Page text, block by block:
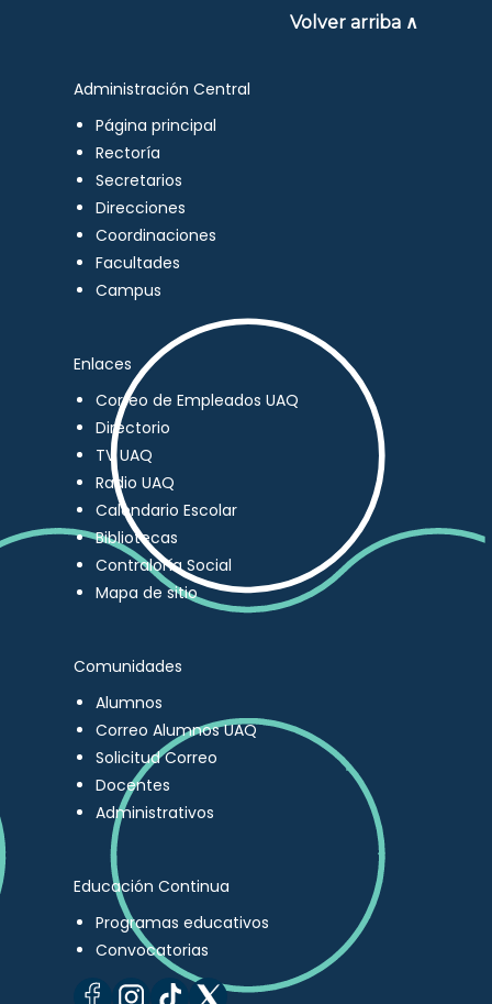
Volver arriba ∧
Administración Central
Página principal
Rectoría
Secretarios
Direcciones
Coordinaciones
Facultades
Campus
Enlaces
Correo de Empleados UAQ
Directorio
TV UAQ
Radio UAQ
Calendario Escolar
Bibliotecas
Contraloría Social
Mapa de sitio
Comunidades
Alumnos
Correo Alumnos UAQ
Solicitud Correo
Docentes
Administrativos
Educación Continua
Programas educativos
Convocatorias